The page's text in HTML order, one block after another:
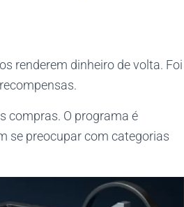
renderem dinheiro de volta. Foi
compras. O programa é
se preocupar com categorias